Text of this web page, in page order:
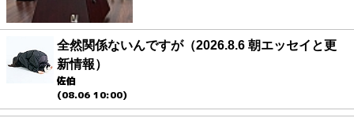
全然関係ないんですが（2026.8.6 朝エッセイと更
新情報）
佐伯
(08.06 10:00)